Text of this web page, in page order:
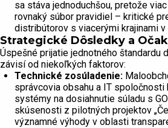
sa stáva jednoduchšou, pretože
rovnaký súbor pravidiel – kritické
distribútorov s viacerými krajinami v
Strategické Dôsledky a
Úspešné prijatie jednotného štandardu
závisí od niekoľkých faktorov:
Technické zosúladenie:
správcovia obsahu a IT
systémy na dosiahnutie súladu s
skúsenosti z pilotných projektov
významné výhody v oblasti